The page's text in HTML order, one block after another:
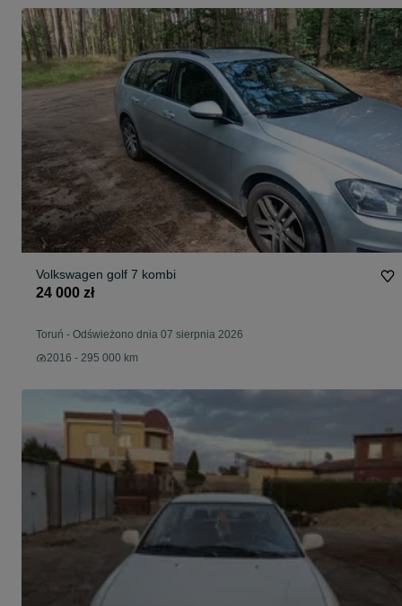
Volkswagen golf 7 kombi
24 000 zł
Toruń - Odświeżono dnia 07 sierpnia 2026
2016 - 295 000 km